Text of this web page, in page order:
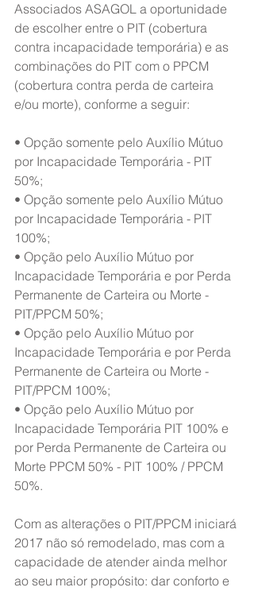
Associados ASAGOL a oportunidade
de escolher entre o PIT (cobertura
contra incapacidade temporária) e as
combinações do PIT com o PPCM
(cobertura contra perda de carteira
e/ou morte), conforme a seguir:
• Opção somente pelo Auxílio Mútuo
por Incapacidade Temporária - PIT
50%;
• Opção somente pelo Auxílio Mútuo
por Incapacidade Temporária - PIT
100%;
• Opção pelo Auxílio Mútuo por
Incapacidade Temporária e por Perda
Permanente de Carteira ou Morte -
PIT/PPCM 50%;
• Opção pelo Auxílio Mútuo por
Incapacidade Temporária e por Perda
Permanente de Carteira ou Morte -
PIT/PPCM 100%;
• Opção pelo Auxílio Mútuo por
Incapacidade Temporária PIT 100% e
por Perda Permanente de Carteira ou
Morte PPCM 50% - PIT 100% / PPCM
50%.
Com as alterações o PIT/PPCM iniciará
2017 não só remodelado, mas com a
capacidade de atender ainda melhor
ao seu maior propósito: dar conforto e